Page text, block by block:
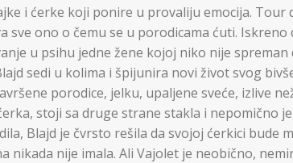
i ćerke koji ponire u provaliju emocija. Tour
sve ono o čemu se u porodicama ćuti.
u psihu jedne žene kojoj niko nije spreman
sedi u kolima i špijunira novi život svog
porodice, jelku, upaljene sveće, izlive
stoji sa druge strane stakla i nepomično
Blajd je čvrsto rešila da svojoj ćerkici bude
nikada nije imala. Ali Vajolet je neobično,